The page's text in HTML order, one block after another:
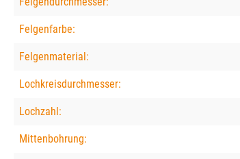
Felgenfarbe:
Felgenmaterial:
Lochkreisdurchmesser:
Lochzahl:
Mittenbohrung: